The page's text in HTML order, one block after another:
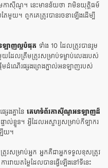
កាស៊ីណូ។ នេះមានន័យថា វាមិនយុត្តិធម៌
ែមួយ។ ពួកគេត្រូវបានរចនាឡើងដើម្បី
ាញល្អបំផុត ទាំង 10 ដែលត្រូវបានរួម
ដែលត្រឹមត្រូវសម្រាប់ទម្លាប់លេងរបស់
មដំណើរផ្សងព្រេងភ្នាល់អនឡាញរបស់
ងគ្នានៃ គេហទំព័រកាស៊ីណូអនឡាញដ៏
ខ្លួន។ អ្វី​ដែល​អស្ចារ្យ​សម្រាប់​កីឡាករ​
ើយ។
សម្រាប់អ្នក អ្នកគឺជាអ្នកទទួលខុសត្រូវ
វាយតម្លៃដែលបានធ្វើឡើងនៅទីនេះ